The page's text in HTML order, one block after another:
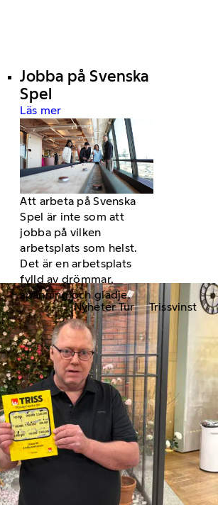
Jobba på Svenska
Spel
Läs mer
Att arbeta på Svenska
Spel är inte som att
jobba på vilken
arbetsplats som helst.
Det är en arbetsplats
fylld av drömmar,
spänning och glädje.
Nyheter Tur Trissvinst